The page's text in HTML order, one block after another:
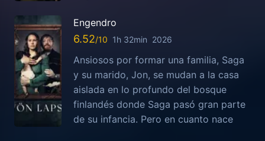
Engendro
6.52 1h 32min 2026
Ansiosos por formar una familia, Saga
y su marido, Jon, se mudan a la casa
aislada en lo profundo del bosque
finlandés donde Saga pasó gran parte
de su infancia. Pero en cuanto nace